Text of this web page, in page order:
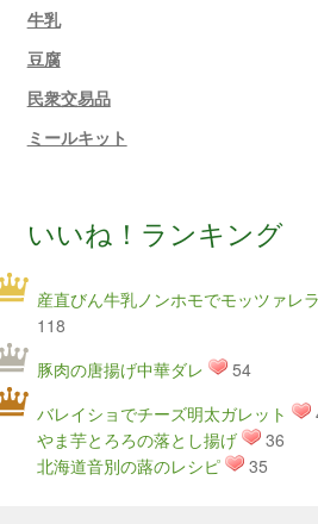
牛乳
豆腐
民衆交易品
ミールキット
いいね！ランキング
産直びん牛乳ノンホモでモッツァレ
118
豚肉の唐揚げ中華ダレ
54
バレイショでチーズ明太ガレット
やま芋とろろの落とし揚げ
36
北海道音別の蕗のレシピ
35